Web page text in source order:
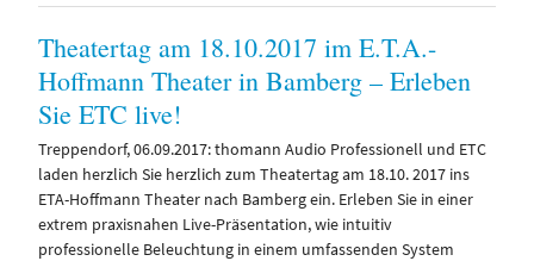
Theatertag am 18.10.2017 im E.T.A.-
Hoffmann Theater in Bamberg – Erleben
Sie ETC live!
Treppendorf, 06.09.2017: thomann Audio Professionell und ETC
laden herzlich Sie herzlich zum Theatertag am 18.10. 2017 ins
ETA-Hoffmann Theater nach Bamberg ein. Erleben Sie in einer
extrem praxisnahen Live-Präsentation, wie intuitiv
professionelle Beleuchtung in einem umfassenden System